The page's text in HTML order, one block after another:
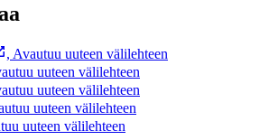
, Avautuu uuteen välilehteen
uuteen välilehteen
uuteen välilehteen
uuteen välilehteen
uuteen välilehteen